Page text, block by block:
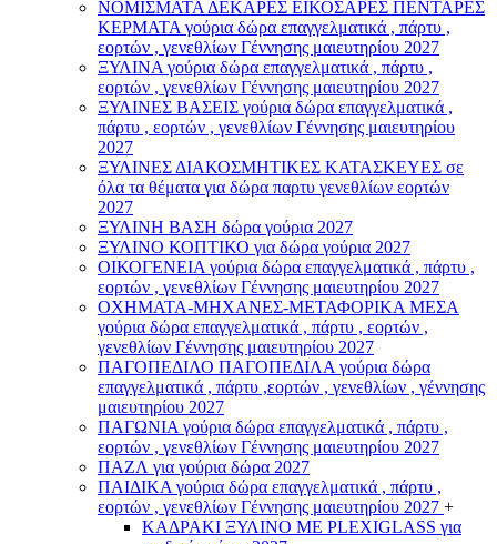
ΝΟΜΙΣΜΑΤΑ ΔΕΚΑΡΕΣ ΕΙΚΟΣΑΡΕΣ ΠΕΝΤΑΡΕΣ
ΚΕΡΜΑΤΑ γούρια δώρα επαγγελματικά , πάρτυ ,
εορτών , γενεθλίων Γέννησης μαιευτηρίου 2027
ΞΥΛΙΝΑ γούρια δώρα επαγγελματικά , πάρτυ ,
εορτών , γενεθλίων Γέννησης μαιευτηρίου 2027
ΞΥΛΙΝΕΣ ΒΑΣΕΙΣ γούρια δώρα επαγγελματικά ,
πάρτυ , εορτών , γενεθλίων Γέννησης μαιευτηρίου
2027
ΞΥΛΙΝΕΣ ΔΙΑΚΟΣΜΗΤΙΚΕΣ ΚΑΤΑΣΚΕΥΕΣ σε
όλα τα θέματα για δώρα παρτυ γενεθλίων εορτών
2027
ΞΥΛΙΝΗ ΒΑΣΗ δώρα γούρια 2027
ΞΥΛΙΝΟ ΚΟΠΤΙΚΟ για δώρα γούρια 2027
ΟΙΚΟΓΕΝΕΙΑ γούρια δώρα επαγγελματικά , πάρτυ ,
εορτών , γενεθλίων Γέννησης μαιευτηρίου 2027
ΟΧΗΜΑΤΑ-ΜΗΧΑΝΕΣ-ΜΕΤΑΦΟΡΙΚΑ ΜΕΣΑ
γούρια δώρα επαγγελματικά , πάρτυ , εορτών ,
γενεθλίων Γέννησης μαιευτηρίου 2027
ΠΑΓΟΠΕΔΙΛΟ ΠΑΓΟΠΕΔΙΛΑ γούρια δώρα
επαγγελματικά , πάρτυ ,εορτών , γενεθλίων , γέννησης
μαιευτηρίου 2027
ΠΑΓΩΝΙΑ γούρια δώρα επαγγελματικά , πάρτυ ,
εορτών , γενεθλίων Γέννησης μαιευτηρίου 2027
ΠΑΖΛ για γούρια δώρα 2027
ΠΑΙΔΙΚΑ γούρια δώρα επαγγελματικά , πάρτυ ,
εορτών , γενεθλίων Γέννησης μαιευτηρίου 2027 +
ΚΑΔΡΑΚΙ ΞΥΛΙΝΟ ΜΕ PLEXIGLASS για